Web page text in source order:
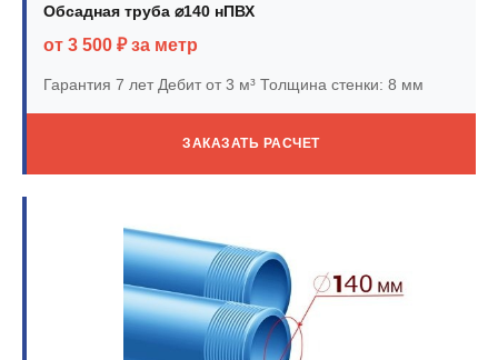
Обсадная труба ⌀140 нПВХ
от 3 500 ₽ за метр
Гарантия 7 летДебит от 3 м³ Толщина стенки: 8 мм
ЗАКАЗАТЬ РАСЧЕТ